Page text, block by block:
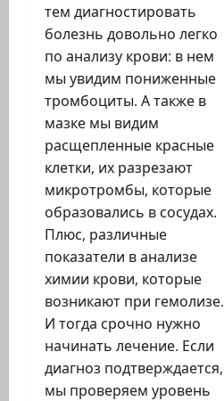
тем диагностировать
болезнь довольно легко
по анализу крови: в нем
мы увидим пониженные
тромбоциты. А также в
мазке мы видим
расщепленные красные
клетки, их разрезают
микротромбы, которые
образовались в сосудах.
Плюс, различные
показатели в анализе
химии крови, которые
возникают при гемолизе.
И тогда срочно нужно
начинать лечение. Если
диагноз подтверждается,
мы проверяем уровень